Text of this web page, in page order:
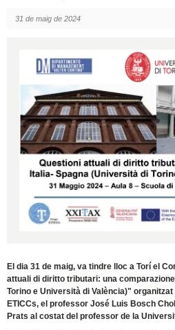
31 de maig de 2024
El dia 31 de maig, va tindre lloc a Torí el
attuali di diritto tributari: una
Torino e Università di València)"
ETICCs, el professor José Luis Bosch
Prats al costat del professor de la